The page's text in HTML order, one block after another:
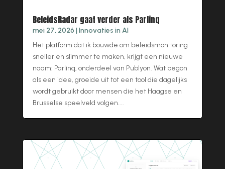
BeleidsRadar gaat verder als Parlinq
mei 27, 2026 |Innovaties in AI
Het platform dat ik bouwde om beleidsmonitoring
sneller en slimmer te maken, krijgt een nieuwe
naam: Parlinq, onderdeel van Publyon. Wat begon
als een idee, groeide uit tot een tool die dagelijks
wordt gebruikt door mensen die het Haagse en
Brusselse speelveld volgen....